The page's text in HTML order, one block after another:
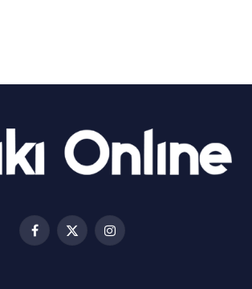
Βριλήσσια: Αυτοκίνητο έσπασε
τζαμαρία και μπήκε μέσα σε μαγαζί
Facebook
X
Instagram